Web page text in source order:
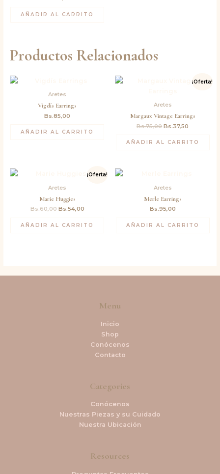
AÑADIR AL CARRITO
Productos Relacionados
Aretes
Vigdís Earrings
Bs.85,00
AÑADIR AL CARRITO
¡Oferta!
Aretes
Margaux Vintage Earrings
Bs.75,00
Bs.75,00.
Bs.37,50
precio
AÑADIR AL CARRITO
¡Oferta!
Aretes
Marie Huggies
Bs.60,00
original
Bs.60,00.
Bs.54,00
precio
AÑADIR AL CARRITO
Aretes
Merle Earrings
Bs.95,00
AÑADIR AL CARRITO
Menu
Inicio
Shop
Conócenos
Contacto
Categories
Conócenos
Nuestras Piezas y su Cuidado
Nuestra Ubicación
Resources